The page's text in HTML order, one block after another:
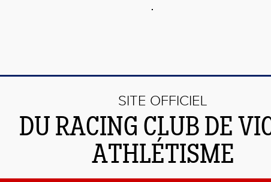
SITE OFFICIEL
DU RACING CLUB DE
ATHLÉTISME